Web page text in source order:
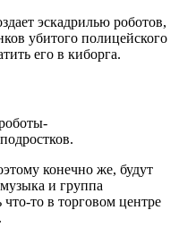
эскадрилью роботов,
убитого полицейского
его в киборга.
конечно же, будут
и группа
что-то в торговом центре